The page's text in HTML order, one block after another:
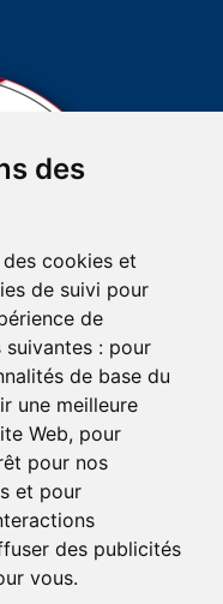
des
cookies et
de suivi pour
de
: pour
de base du
une meilleure
Web, pour
pour nos
et pour
des publicités
vous.
Réalisation du site
renseignements